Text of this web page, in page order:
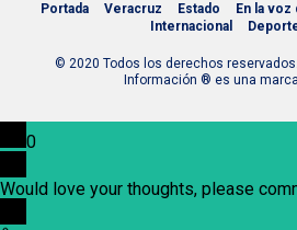
Portada Veracruz Estado En la voz
Internacional
© 2020 Todos los derechos
Información ® es una
0
Would love your thoughts, please